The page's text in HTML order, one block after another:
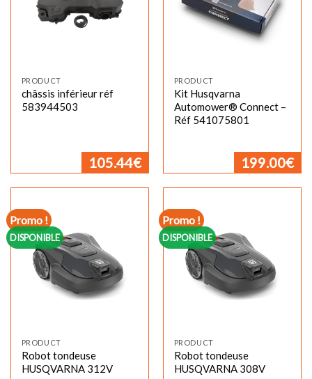
PRODUCT
châssis inférieur réf
583944503
105.44€
PRODUCT
Kit Husqvarna
Automower® Connect –
Réf 541075801
199.00€
Promo !
DISPONIBLE
PRODUCT
Robot tondeuse
HUSQVARNA 312V
Promo !
DISPONIBLE
PRODUCT
Robot tondeuse
HUSQVARNA 308V